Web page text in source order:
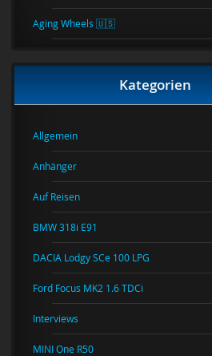
Aging Wheels 🇺🇸
Kategorien
Allgemein
Anhänger
Auf Reisen
BMW 318i E91
DACIA Lodgy SCe 100 LPG
Ford Focus MK2 1.6 TDCi
Interviews
MINI One R50